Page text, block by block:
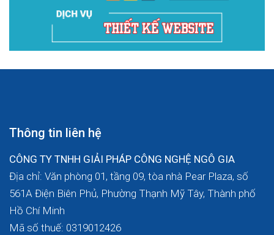
Thông tin liên hệ
CÔNG TY TNHH GIẢI PHÁP CÔNG NGHỆ NGÔ GIA
Địa chỉ: Văn phòng 01, tầng 09, tòa nhà Pear Plaza, số
561A Điện Biên Phủ, Phường Thạnh Mỹ Tây, Thành phố
Hồ Chí Minh
Mã số thuế: 0319012426